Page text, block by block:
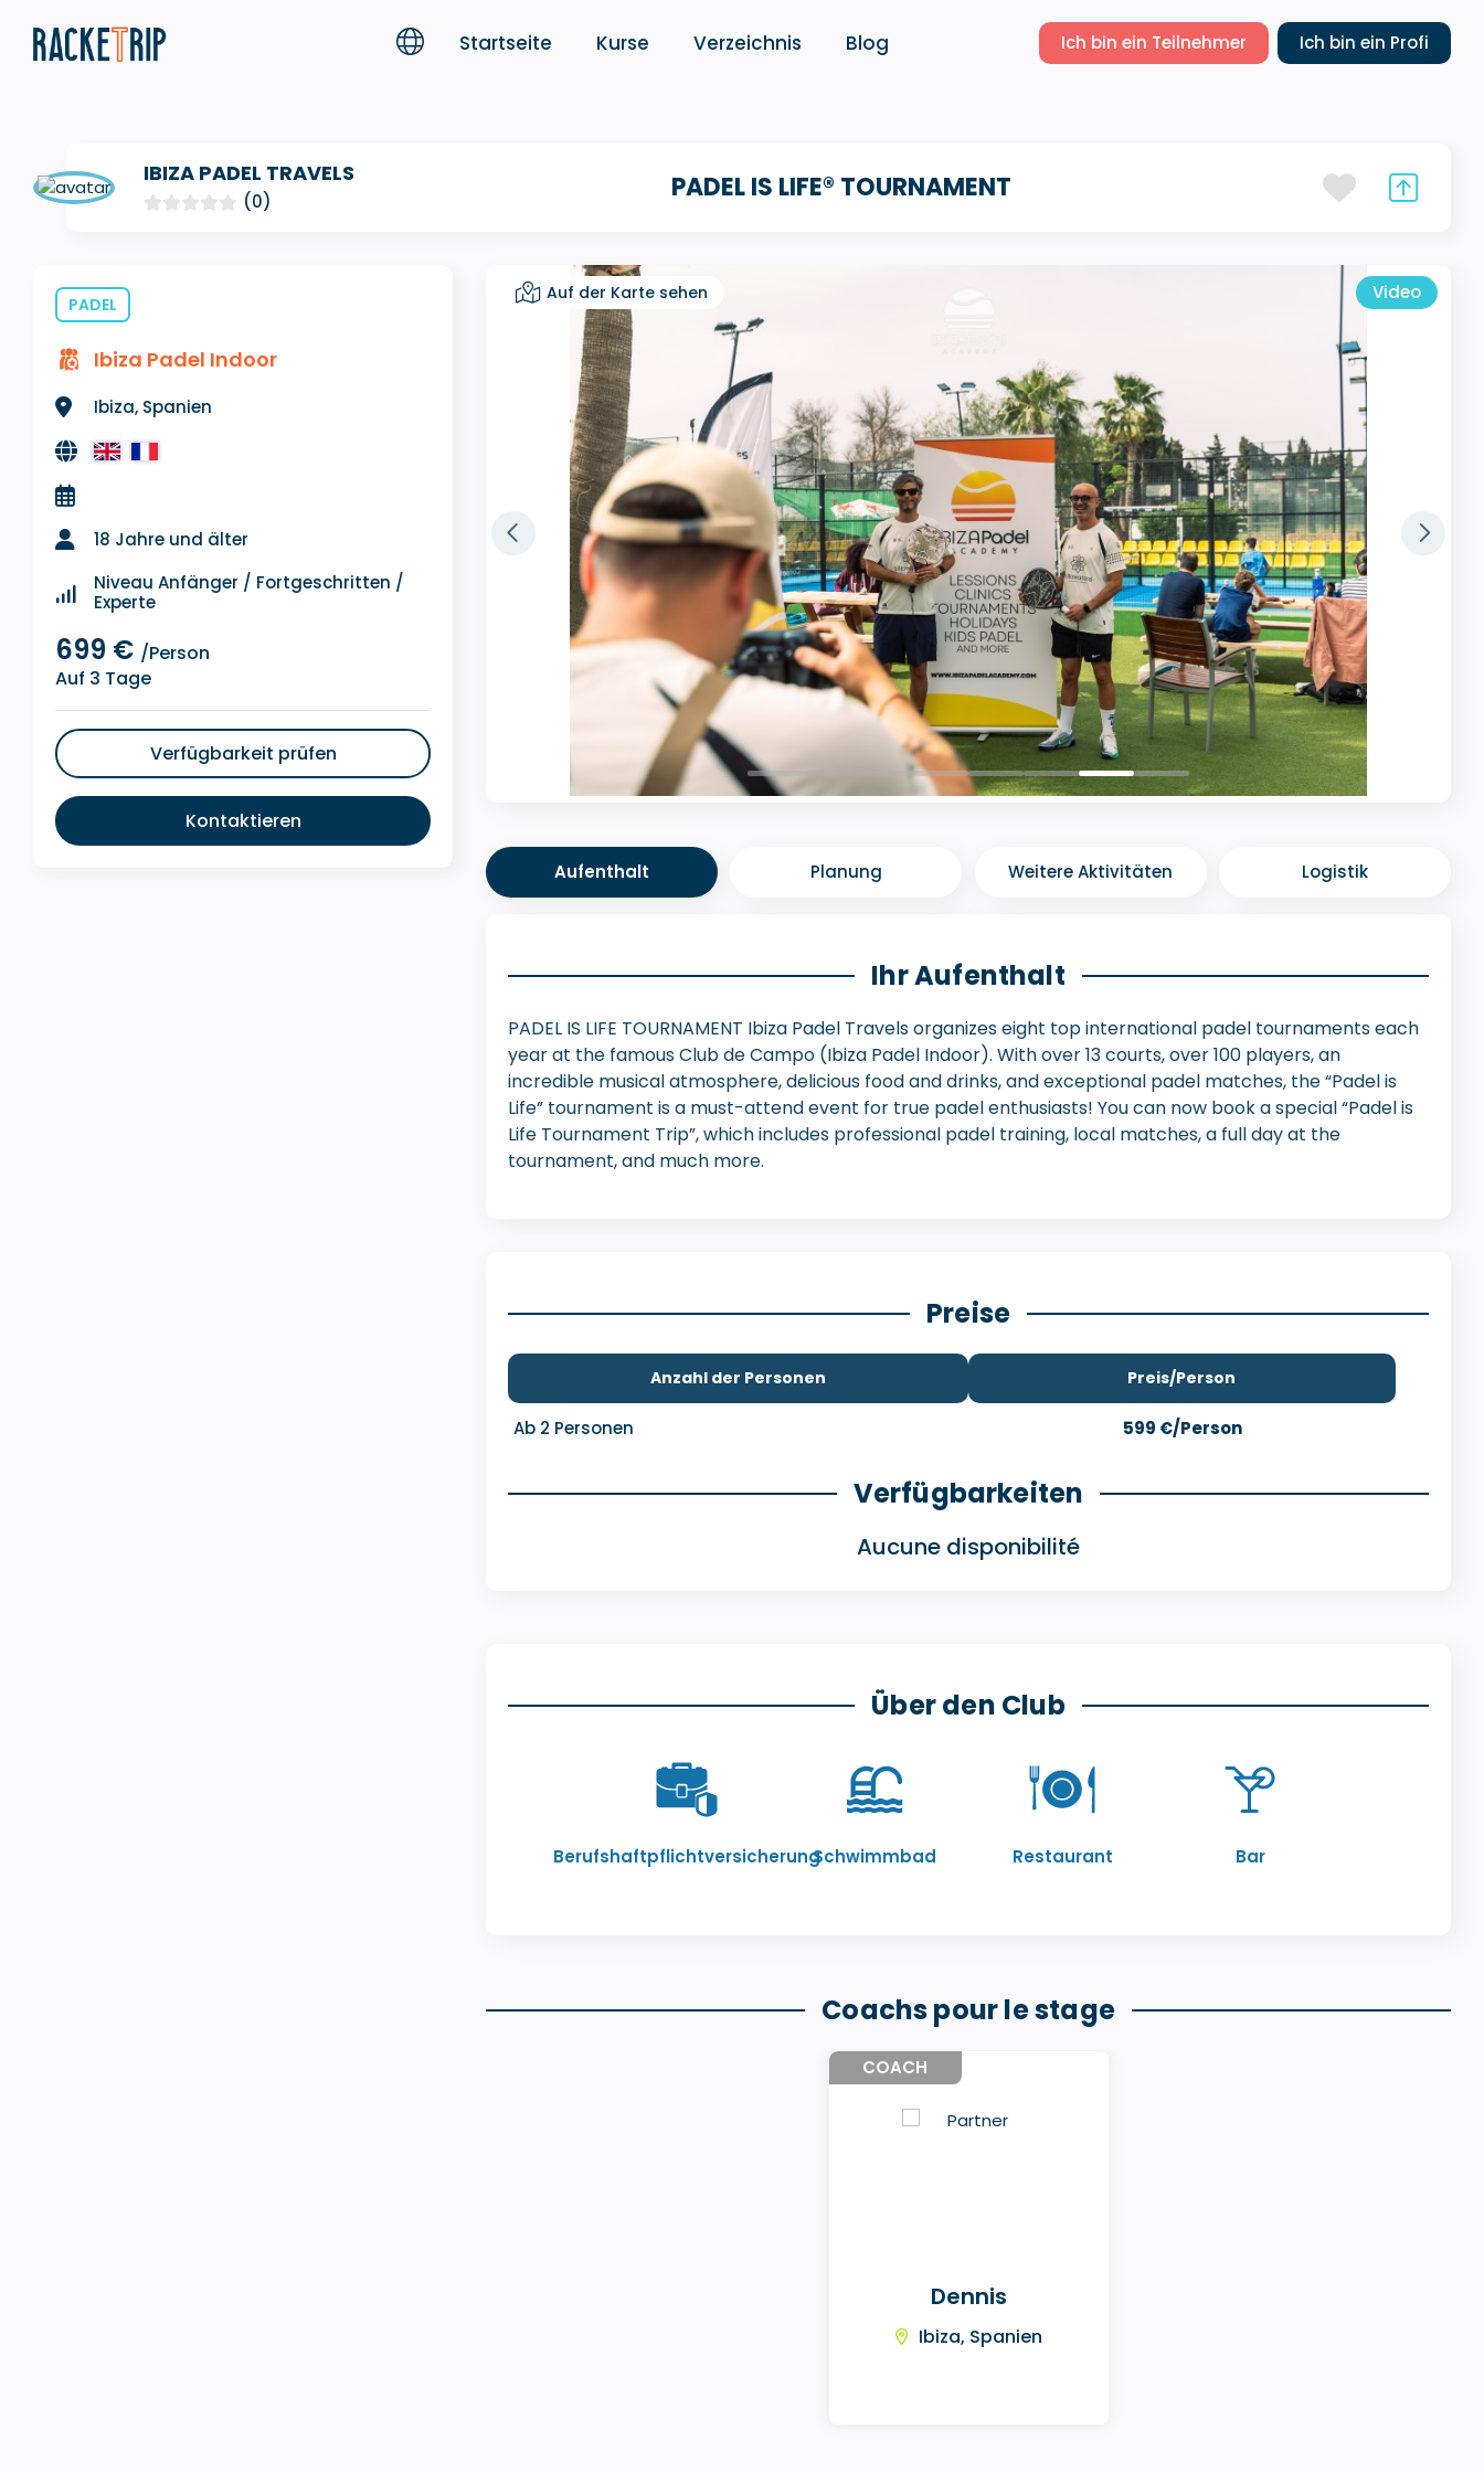
Startseite Kurse Verzeichnis Blog Ich bin ein Teilnehmer Ich bin ein Profi
IBIZA PADEL TRAVELS
(0) PADEL IS LIFE® TOURNAMENT
PADEL
Ibiza Padel Indoor
Ibiza, Spanien
18 Jahre und älter
Niveau Anfänger / Fortgeschritten /
Experte
699 € /Person
Auf 3 Tage
Verfügbarkeit prüfen
Kontaktieren
Auf der Karte sehen Video
Aufenthalt Planung Weitere Aktivitäten Logistik
Ihr Aufenthalt
PADEL IS LIFE TOURNAMENT Ibiza Padel Travels organizes eight top international padel tournaments each
year at the famous Club de Campo (Ibiza Padel Indoor). With over 13 courts, over 100 players, an
incredible musical atmosphere, delicious food and drinks, and exceptional padel matches, the “Padel is
Life” tournament is a must-attend event for true padel enthusiasts! You can now book a special “Padel is
Life Tournament Trip”, which includes professional padel training, local matches, a full day at the
tournament, and much more.
Preise
Anzahl der Personen Preis/Person
Ab 2 Personen 599 €/Person
Verfügbarkeiten
Aucune disponibilité
Über den Club
BerufshaftpflichtversicherungSchwimmbad Restaurant Bar
Coachs pour le stage
COACH
Dennis
Ibiza, Spanien